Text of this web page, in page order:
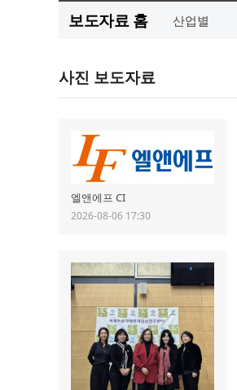
보도자료 홈 산업별
사진 보도자료
엘앤에프 CI
2026-08-06 17:30